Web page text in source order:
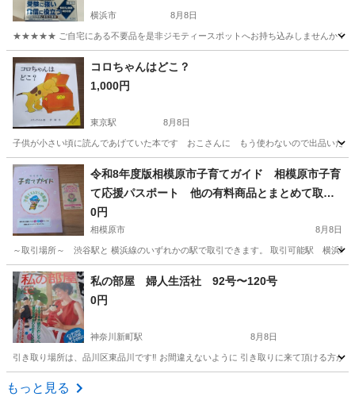
横浜市 8月8日
★★★★★ ご自宅にある不要品を是非ジモティースポットへお持ち込みしませんか？
神奈川 横浜市 語学、辞書 現地
コロちゃんはどこ？
1,000円
東京駅 8月8日
子供が小さい頃に読んであげていた本です おこさんに もう使わないので出品いた
神奈川 横浜市 東京駅 絵本
令和8年度版相模原市子育てガイド 相模原市子育
て応援パスポート 他の有料商品とまとめて取引
の場合、優先的に取引します。
0円
相模原市 8月8日
～取引場所～ 渋谷駅と 横浜線のいずれかの駅で取引できます。 取引可能
神奈川 相模原市 その他 有料
私の部屋 婦人生活社 92号〜120号
0円
神奈川新町駅 8月8日
引き取り場所は、品川区東品川です‼️ お間違えないように 引き取りに来て頂ける方が
神奈川 横浜市
もっと見る